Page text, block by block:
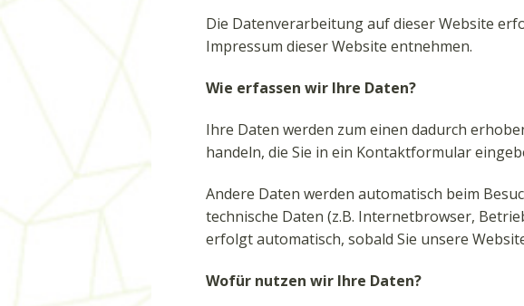
Die Datenverarbeitung auf dieser Website
Impressum dieser Website entnehmen.
Wie erfassen wir Ihre Daten?
Ihre Daten werden zum einen dadurch
handeln, die Sie in ein Kontaktformular
Andere Daten werden automatisch beim
technische Daten (z.B. Internetbrowser,
erfolgt automatisch, sobald Sie unsere
Wofür nutzen wir Ihre Daten?